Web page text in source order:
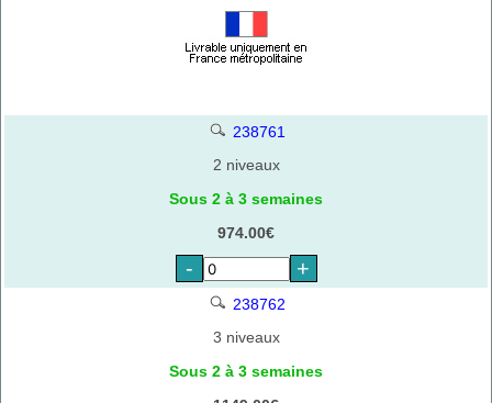
238761
2 niveaux
Sous 2 à 3 semaines
974.00€
- +
238762
3 niveaux
Sous 2 à 3 semaines